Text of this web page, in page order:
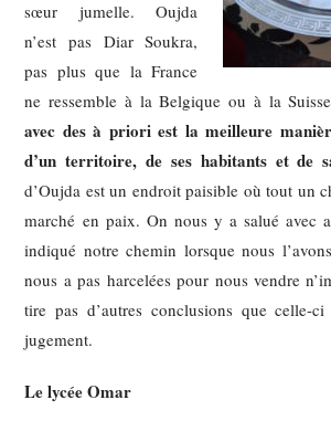
sœur jumelle. Oujda
n’est pas Diar Soukra,
pas plus que la France
ne ressemble à la Belgique ou à la
avec des à priori est la meilleure
d’un territoire, de ses habitants et de
d’Oujda est un endroit paisible où tout un
marché en paix. On nous y a salué avec
indiqué notre chemin lorsque nous
nous a pas harcelées pour nous vendre
tire pas d’autres conclusions que celle-
jugement.
Le lycée Omar